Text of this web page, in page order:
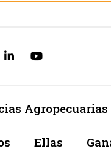
Agropecuarias
Ellas